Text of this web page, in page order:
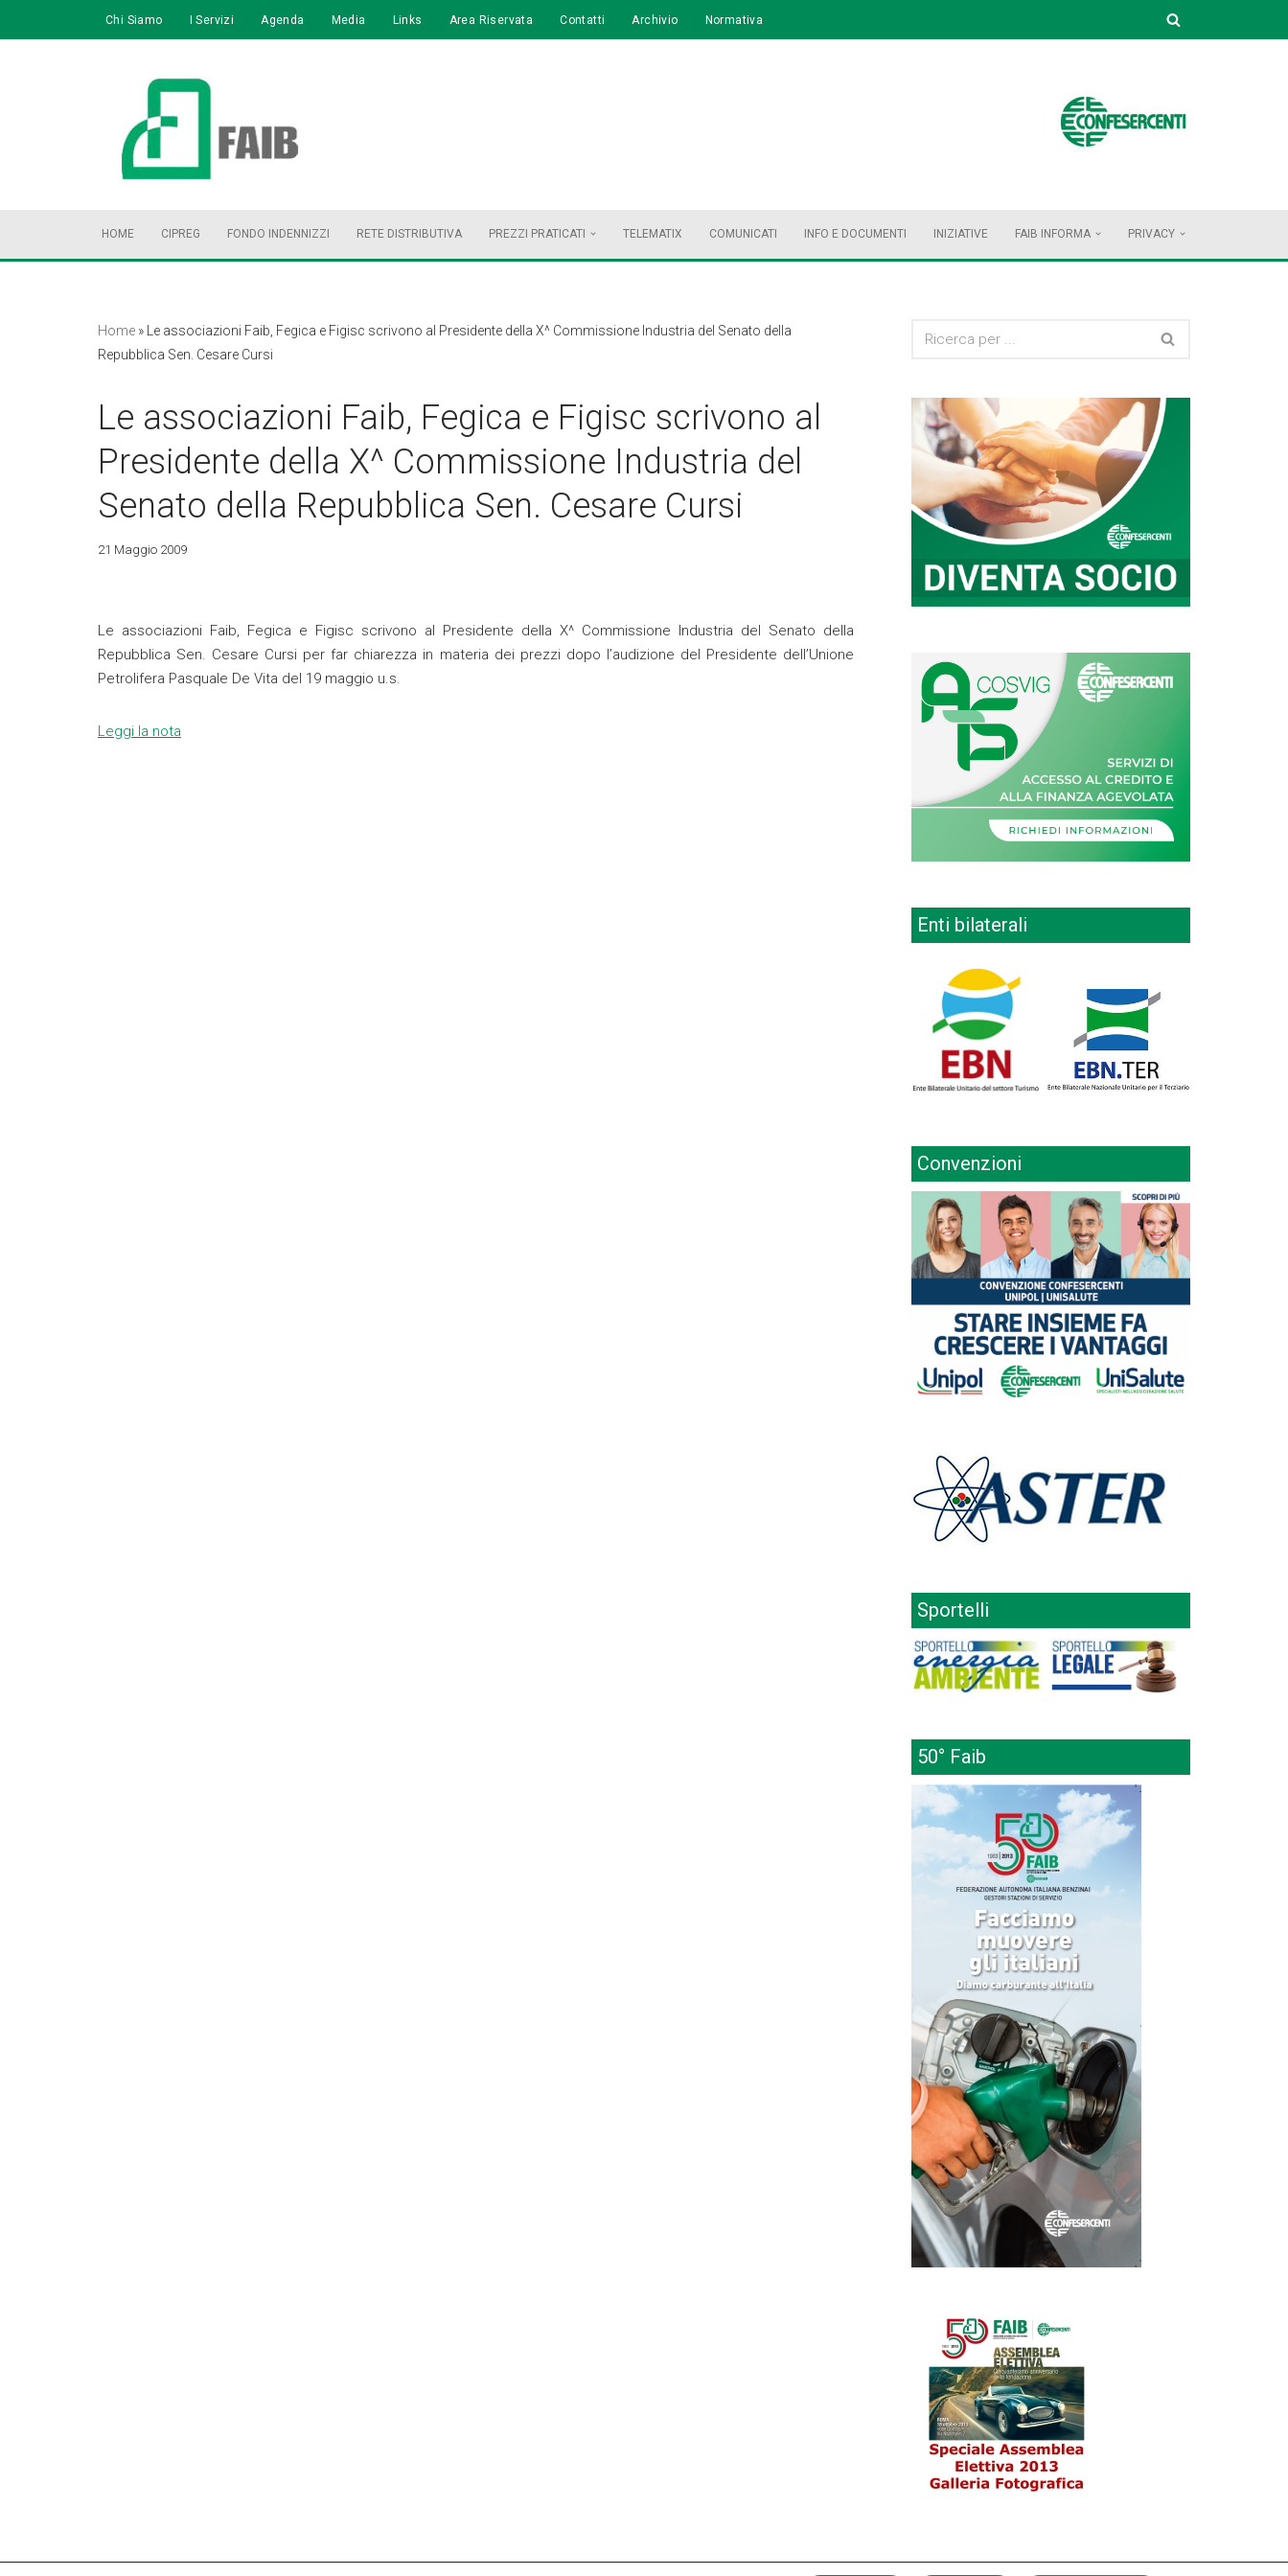
Chi Siamo I Servizi Agenda Media Links Area Riservata Contatti Archivio Normativa
HOME CIPREG FONDO INDENNIZZI RETE DISTRIBUTIVA PREZZI PRATICATI TELEMATIX COMUNICATI INFO E DOCUMENTI INIZIATIVE FAIB INFORMA PRIVACY
Home » Le associazioni Faib, Fegica e Figisc scrivono al Presidente della X^ Commissione Industria del Senato della
Repubblica Sen. Cesare Cursi
Le associazioni Faib, Fegica e Figisc scrivono al
Presidente della X^ Commissione Industria del
Senato della Repubblica Sen. Cesare Cursi
21 Maggio 2009
Le associazioni Faib, Fegica e Figisc scrivono al Presidente della X^ Commissione Industria del Senato della
Repubblica Sen. Cesare Cursi per far chiarezza in materia dei prezzi dopo l’audizione del Presidente dell’Unione
Petrolifera Pasquale De Vita del 19 maggio u.s.
Leggi la nota
Enti bilaterali
Convenzioni
Sportelli
50° Faib